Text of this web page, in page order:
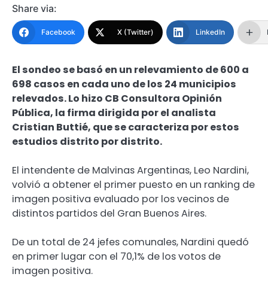
Share via:
Facebook X (Twitter) LinkedIn
El sondeo se basó en un relevamiento de 600 a
698 casos en cada uno de los 24 municipios
relevados. Lo hizo CB Consultora Opinión
Pública, la firma dirigida por el analista
Cristian Buttié, que se caracteriza por estos
estudios distrito por distrito.
El intendente de Malvinas Argentinas, Leo Nardini,
volvió a obtener el primer puesto en un ranking de
imagen positiva evaluado por los vecinos de
distintos partidos del Gran Buenos Aires.
De un total de 24 jefes comunales, Nardini quedó
en primer lugar con el 70,1% de los votos de
imagen positiva.